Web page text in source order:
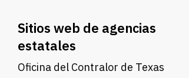
Sitios web de agencias
estatales
Oficina del Contralor de Texas